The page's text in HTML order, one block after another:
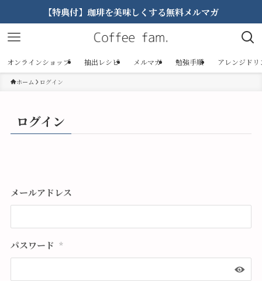
【特典付】珈琲を美味しくする無料メルマガ
オンラインショップ 抽出レシピ メルマガ 勉強手順 アレンジドリ
ホーム ログイン
ログイン
メールアドレス
パスワード *